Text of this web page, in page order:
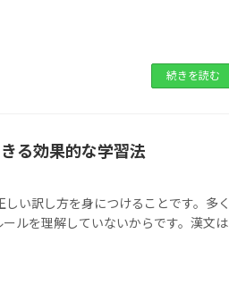
続きを読む
る効果的な学習法
い訳し方を身につけることです。多く
ルを理解していないからです。漢文は